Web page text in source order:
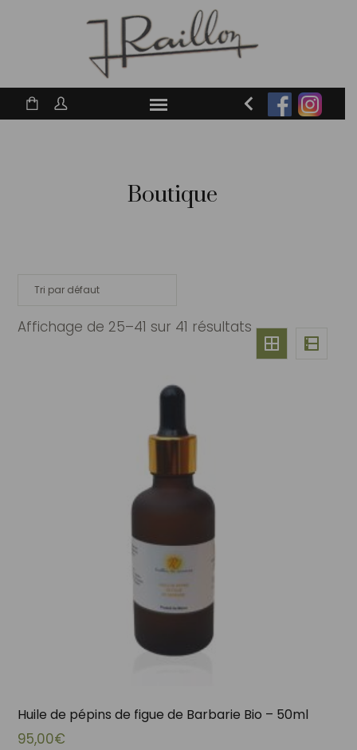
Boutique
Affichage de 25–41 sur 41 résultats
Huile de pépins de figue de Barbarie Bio – 50ml
95,00€